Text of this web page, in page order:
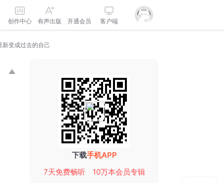
创作中心 有声出版 开通会员 客户端
新变成过去的自己
下载手机APP
7天免费畅听
10万本会员专辑